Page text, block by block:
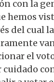
con la
hemos
del cual
el